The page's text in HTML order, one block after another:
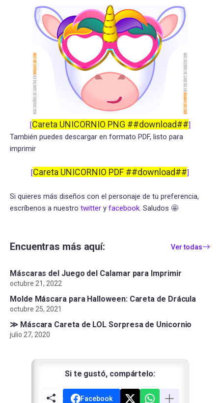
[Careta UNICORNIO PNG ##download##]
También puedes descargar en formato PDF, listo para
imprimir
[Careta UNICORNIO PDF ##download##]
Si quieres más diseños con el personaje de tu preferencia,
escríbenos a nuestro twitter y facebook. Saludos 🤩
Encuentras más aquí: Ver todas
Máscaras del Juego del Calamar para Imprimir
octubre 21, 2022
Molde Máscara para Halloween: Careta de Drácula
octubre 25, 2021
≫ Máscara Careta de LOL Sorpresa de Unicornio
julio 27, 2020
Si te gustó, compártelo:
Facebook